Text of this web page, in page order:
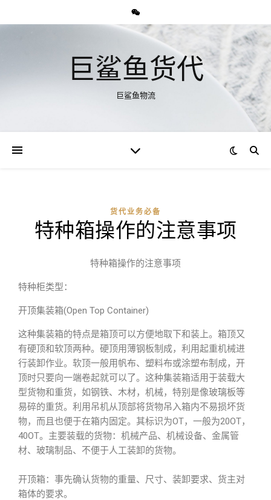
巨鲨鱼货代
巨鲨鱼物流
货代业务必备
特种箱操作的注意事项
特种箱操作的注意事项
特种柜类型：
开顶集装箱(Open Top Container)
这种集装箱的特点是箱顶可以方便地取下和装上。箱顶又
有硬顶和软顶两种。硬顶用薄钢板制成，利用起重机械进
行装卸作业。软顶一般用帆布、塑料布或涂塑布制成，开
顶时只要向一端卷起就可以了。这种集装箱适用于装载大
型货物和重货，如钢铁、木材，机械，特别是像玻璃板等
易碎的重货。利用吊机从顶部将货物吊入箱内不易损坏货
物，而且也便于在箱内固定。其标识为OT，一般为20OT，
40OT。主要装载的货物：机械产品、机械设备、金属管
材、玻璃制品、不便于人工装卸的货物。
开顶箱：事先确认货物的重量、尺寸、装卸要求、货主对
箱体的要求。